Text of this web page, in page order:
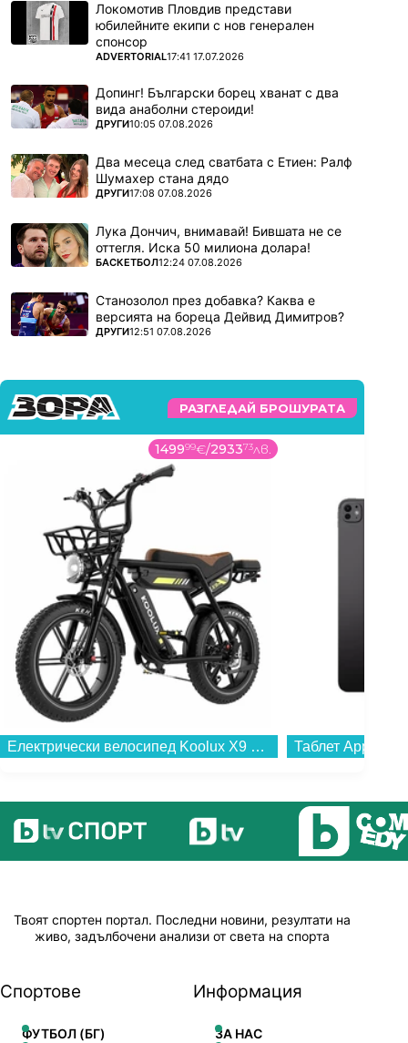
Локомотив Пловдив представи
юбилейните екипи с нов генерален
спонсор
ПОВЕЧЕ ОТ
ADVERTORIAL17:41 17.07.2026
Допинг! Български борец хванат с два
вида анаболни стероиди!
ПОВЕЧЕ ОТ
ДРУГИ10:05 07.08.2026
Два месеца след сватбата с Етиен: Ралф
Шумахер стана дядо
ПОВЕЧЕ ОТ
ДРУГИ17:08 07.08.2026
Лука Дончич, внимавай! Бившата не се
оттегля. Иска 50 милиона долара!
ПОВЕЧЕ ОТ
БАСКЕТБОЛ12:24 07.08.2026
Станозолол през добавка? Каква е
версията на бореца Дейвид Димитров?
ПОВЕЧЕ ОТ
ДРУГИ12:51 07.08.2026
РАЗГЛЕДАЙ БРОШУРАТА
149999€/293373лв.
Електрически велосипед Koolux X9 Pro , 20.00 inch, 25 градуси...
Твоят спортен портал. Последни новини, резултати на
живо, задълбочени анализи от света на спорта
Спортове
ФУТБОЛ (БГ)
Информация
ЗА НАС